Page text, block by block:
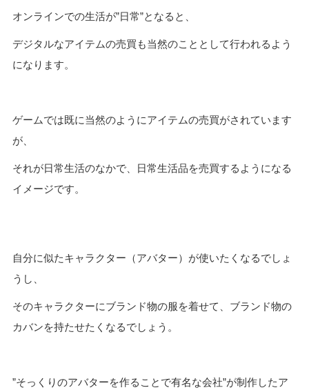
オンラインでの生活が”日常”となると、
デジタルなアイテムの売買も当然のこととして行われるよう
になります。
ゲームでは既に当然のようにアイテムの売買がされています
が、
それが日常生活のなかで、日常生活品を売買するようになる
イメージです。
自分に似たキャラクター（アバター）が使いたくなるでしょ
うし、
そのキャラクターにブランド物の服を着せて、ブランド物の
カバンを持たせたくなるでしょう。
”そっくりのアバターを作ることで有名な会社”が制作したア